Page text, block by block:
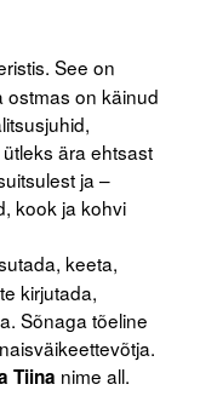
See on
ostmas on käinud
ära ehtsast
ja –
kook ja kohvi
keeta,
kirjutada,
Sõnaga tõeline
Tiina nime all.